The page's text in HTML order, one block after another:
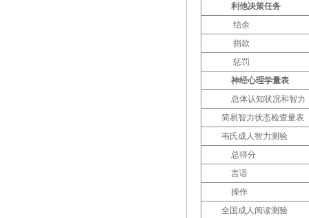
利他决策任务
结余
捐款
惩罚
神经心理学量表
总体认知状况和智力
简易智力状态检查量表
韦氏成人智力测验
总得分
言语
操作
全国成人阅读测验